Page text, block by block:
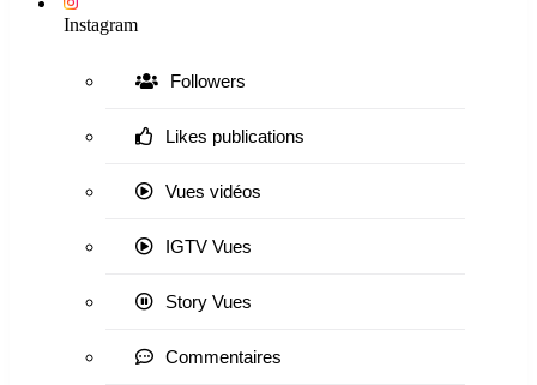
Instagram
Followers
Likes publications
Vues vidéos
IGTV Vues
Story Vues
Commentaires